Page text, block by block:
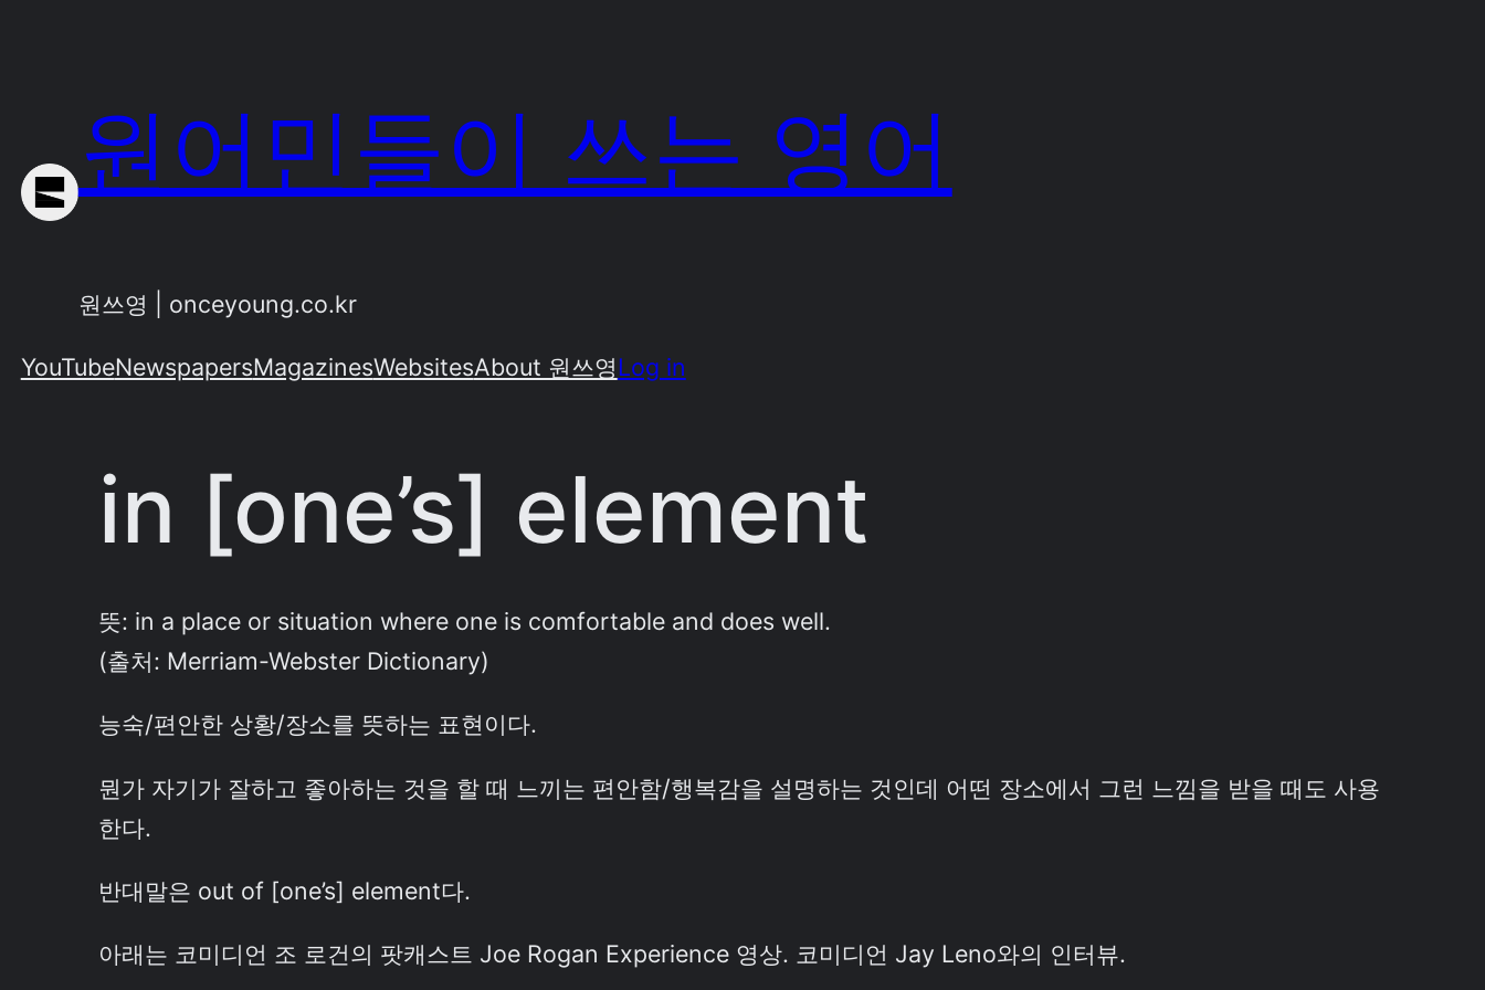
원어민들이 쓰는 영어
원쓰영 | onceyoung.co.kr
YouTubeNewspapersMagazinesWebsitesAbout 원쓰영Log in
in [one’s] element
뜻: in a place or situation where one is comfortable and does well.
(출처: Merriam-Webster Dictionary)
능숙/편안한 상황/장소를 뜻하는 표현이다.
뭔가 자기가 잘하고 좋아하는 것을 할 때 느끼는 편안함/행복감을 설명하는 것인데 어떤 장소에서 그런 느낌을 받을 때도 사용
한다.
반대말은 out of [one’s] element다.
아래는 코미디언 조 로건의 팟캐스트 Joe Rogan Experience 영상. 코미디언 Jay Leno와의 인터뷰.